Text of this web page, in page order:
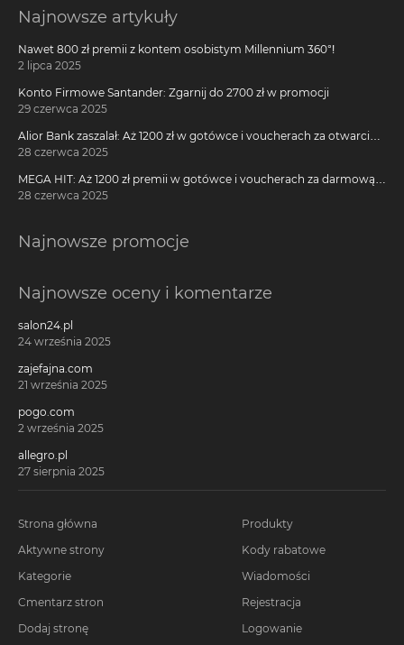
Najnowsze artykuły
Nawet 800 zł premii z kontem osobistym Millennium 360°!
2 lipca 2025
Konto Firmowe Santander: Zgarnij do 2700 zł w promocji
29 czerwca 2025
Alior Bank zaszalał: Aż 1200 zł w gotówce i voucherach za otwarcie
darmowego konta!
28 czerwca 2025
MEGA HIT: Aż 1200 zł premii w gotówce i voucherach za darmową
kartę kredytową Citi Simplicity
28 czerwca 2025
Najnowsze promocje
Najnowsze oceny i komentarze
salon24.pl
24 września 2025
zajefajna.com
21 września 2025
pogo.com
2 września 2025
allegro.pl
27 sierpnia 2025
Strona główna
Aktywne strony
Kategorie
Cmentarz stron
Dodaj stronę
Produkty
Kody rabatowe
Wiadomości
Rejestracja
Logowanie